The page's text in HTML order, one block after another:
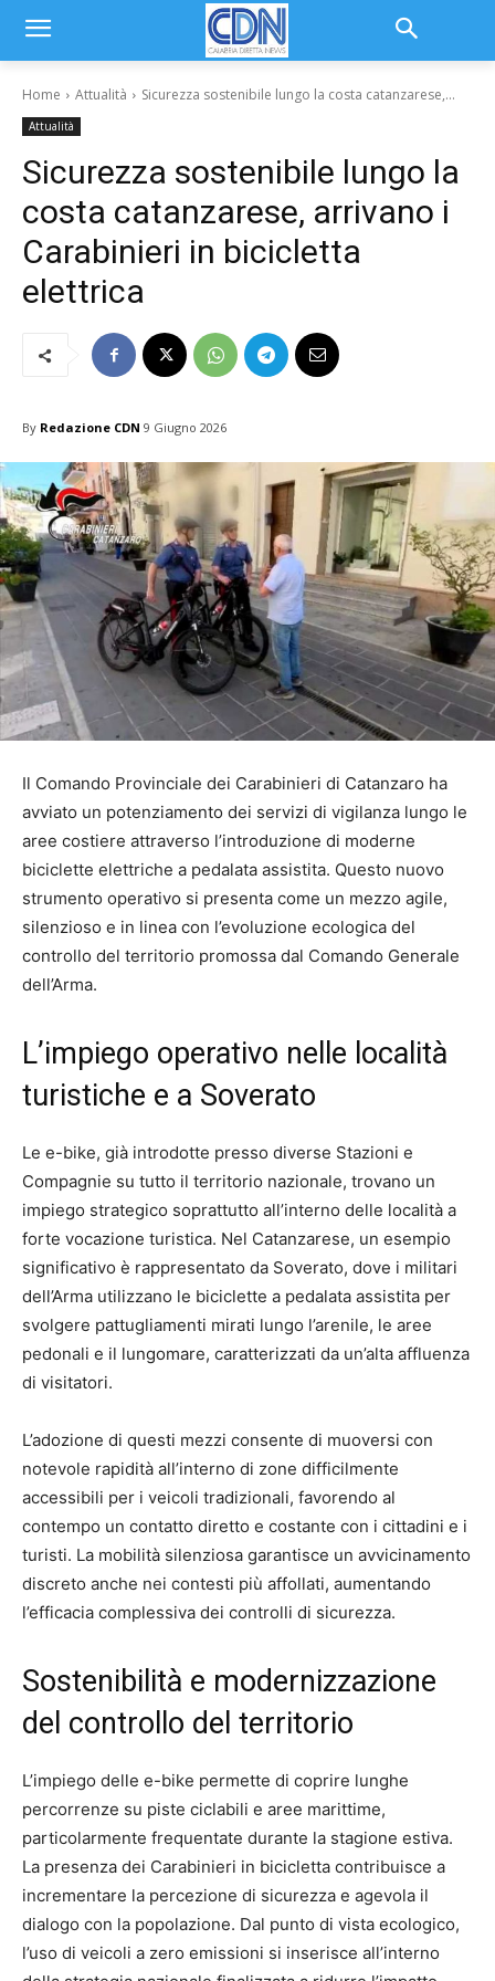
Home Attualità Sicurezza sostenibile lungo la costa catanzarese,...
Attualità
Sicurezza sostenibile lungo la
costa catanzarese, arrivano i
Carabinieri in bicicletta
elettrica
By Redazione CDN 9 Giugno 2026
Il Comando Provinciale dei Carabinieri di Catanzaro ha
avviato un potenziamento dei servizi di vigilanza lungo le
aree costiere attraverso l’introduzione di moderne
biciclette elettriche a pedalata assistita. Questo nuovo
strumento operativo si presenta come un mezzo agile,
silenzioso e in linea con l’evoluzione ecologica del
controllo del territorio promossa dal Comando Generale
dell’Arma.
L’impiego operativo nelle località
turistiche e a Soverato
Le e-bike, già introdotte presso diverse Stazioni e
Compagnie su tutto il territorio nazionale, trovano un
impiego strategico soprattutto all’interno delle località a
forte vocazione turistica. Nel Catanzarese, un esempio
significativo è rappresentato da Soverato, dove i militari
dell’Arma utilizzano le biciclette a pedalata assistita per
svolgere pattugliamenti mirati lungo l’arenile, le aree
pedonali e il lungomare, caratterizzati da un’alta affluenza
di visitatori.
L’adozione di questi mezzi consente di muoversi con
notevole rapidità all’interno di zone difficilmente
accessibili per i veicoli tradizionali, favorendo al
contempo un contatto diretto e costante con i cittadini e i
turisti. La mobilità silenziosa garantisce un avvicinamento
discreto anche nei contesti più affollati, aumentando
l’efficacia complessiva dei controlli di sicurezza.
Sostenibilità e modernizzazione
del controllo del territorio
L’impiego delle e-bike permette di coprire lunghe
percorrenze su piste ciclabili e aree marittime,
particolarmente frequentate durante la stagione estiva.
La presenza dei Carabinieri in bicicletta contribuisce a
incrementare la percezione di sicurezza e agevola il
dialogo con la popolazione. Dal punto di vista ecologico,
l’uso di veicoli a zero emissioni si inserisce all’interno